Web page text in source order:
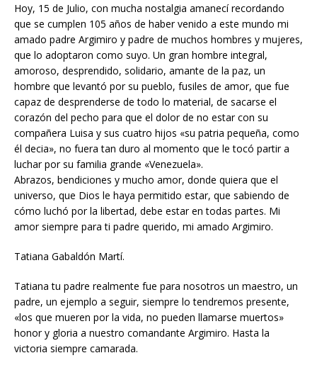
Hoy, 15 de Julio, con mucha nostalgia amanecí recordando
que se cumplen 105 años de haber venido a este mundo mi
amado padre Argimiro y padre de muchos hombres y mujeres,
que lo adoptaron como suyo. Un gran hombre integral,
amoroso, desprendido, solidario, amante de la paz, un
hombre que levantó por su pueblo, fusiles de amor, que fue
capaz de desprenderse de todo lo material, de sacarse el
corazón del pecho para que el dolor de no estar con su
compañera Luisa y sus cuatro hijos «su patria pequeña, como
él decia», no fuera tan duro al momento que le tocó partir a
luchar por su familia grande «Venezuela».
Abrazos, bendiciones y mucho amor, donde quiera que el
universo, que Dios le haya permitido estar, que sabiendo de
cómo luchó por la libertad, debe estar en todas partes. Mi
amor siempre para ti padre querido, mi amado Argimiro.
Tatiana Gabaldón Martí.
Tatiana tu padre realmente fue para nosotros un maestro, un
padre, un ejemplo a seguir, siempre lo tendremos presente,
«los que mueren por la vida, no pueden llamarse muertos»
honor y gloria a nuestro comandante Argimiro. Hasta la
victoria siempre camarada.